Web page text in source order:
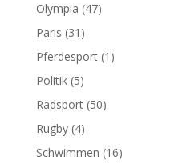
Olympia (47)
Paris (31)
Pferdesport(1)
Politik(5)
Radsport(50)
Rugby(4)
Schwimmen (16)